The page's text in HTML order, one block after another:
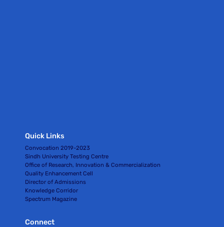
Quick Links
Convocation 2019-2023
Sindh University Testing Centre
Office of Research, Innovation & Commercialization
Quality Enhancement Cell
Director of Admissions
Knowledge Corridor
Spectrum Magazine
Connect